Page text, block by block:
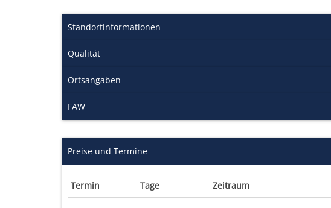
Standortinformationen
Qualität
Ortsangaben
FAW
Preise und Termine
Termin Tage Zeitraum